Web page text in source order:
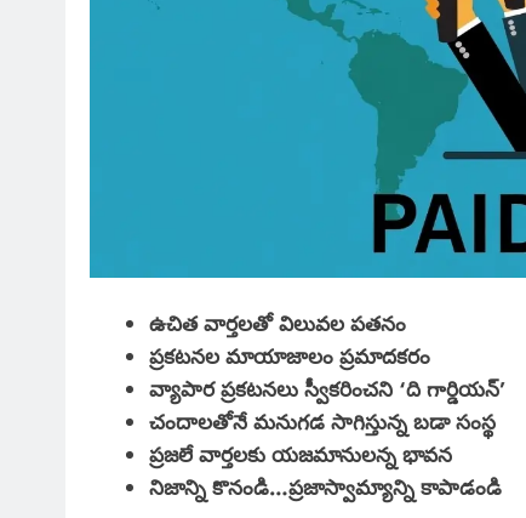
ఉచిత వార్తలతో విలువల పతనం
ప్రకటనల మాయాజాలం ప్రమాదకరం
వ్యాపార ప్రకటనలు స్వీకరించని ‘ది గార్డియన్’
చందాలతోనే మనుగడ సాగిస్తున్న బడా సంస్థ
ప్రజలే వార్తలకు యజమానులన్న భావన
నిజాన్ని కొనండి…ప్రజాస్వామ్యాన్ని కాపాడండి